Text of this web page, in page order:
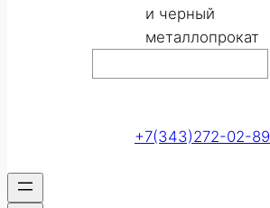
и черный
металлопрокат
+7(343)272-02-89